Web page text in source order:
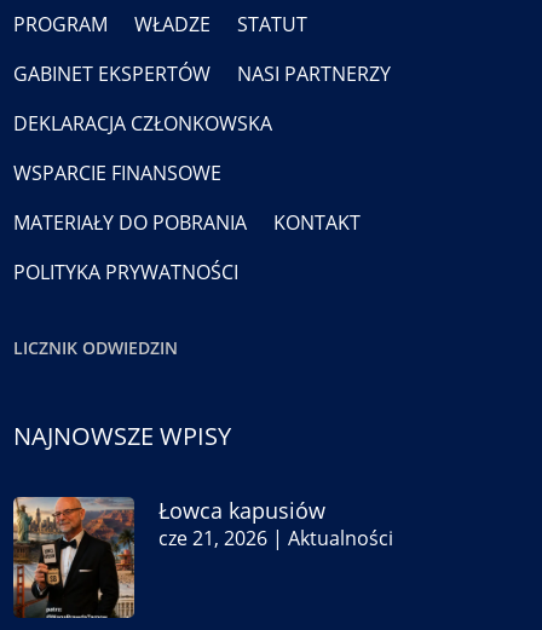
PROGRAM WŁADZE
STATUT
GABINET EKSPERTÓW
NASI PARTNERZY
DEKLARACJA CZŁONKOWSKA
WSPARCIE FINANSOWE
MATERIAŁY DO POBRANIA
KONTAKT
POLITYKA PRYWATNOŚCI
LICZNIK ODWIEDZIN
NAJNOWSZE WPISY
Łowca kapusiów
cze 21, 2026 |Aktualności